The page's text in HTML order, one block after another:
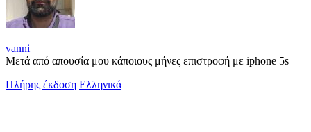
vanni
Μετά από απουσία μου κάποιους μήνες επιστροφή με iphone 5s
Πλήρης έκδοση Ελληνικά